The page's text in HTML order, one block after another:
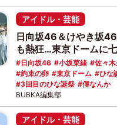
アイドル・芸能
日向坂46＆けやき坂
も熱狂…東京ドームに
日向坂46 小坂菜緒 佐々
約束の卵
東京ドーム ひな
3回目のひな誕祭
僕なんか
BUBKA編集部
アイドル・芸能